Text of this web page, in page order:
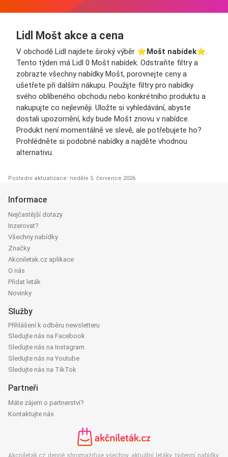
Lidl Mošt akce a cena
V obchodě Lidl najdete široký výběr ⭐️Mošt nabídek⭐️.
Tento týden má Lidl 0 Mošt nabídek. Odstraňte filtry a
zobrazte všechny nabídky Mošt, porovnejte ceny a
ušetřete při dalším nákupu. Použijte filtry pro nabídky
svého oblíbeného obchodu nebo konkrétního produktu a
nakupujte co nejlevněji. Uložte si vyhledávání, abyste
dostali upozornění, kdy bude Mošt znovu v nabídce.
Produkt není momentálně ve slevě, ale potřebujete ho?
Prohlédněte si podobné nabídky a najděte vhodnou
alternativu.
Poslední aktualizace: neděle 5. července 2026
Informace
Nejčastější dotazy
Inzerovat?
Všechny nabídky
Značky
Akcniletak.cz aplikace
O nás
Přidat leták
Novinky
Služby
Přihlášení k odběru newsletteru
Sledujte nás na Facebook
Sledujte nás na Instagram
Sledujte nás na Youtube
Sledujte nás na TikTok
Partneři
Máte zájem o partnerství?
Kontaktujte nás
Akcniletak.cz denně shromažďuje všechny aktuální letáky, týdenní nabídky,